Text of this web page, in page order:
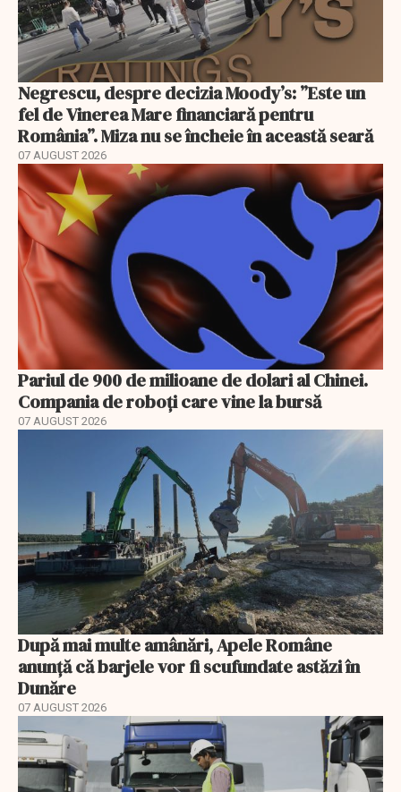
Negrescu, despre decizia Moody’s: ”Este un
fel de Vinerea Mare financiară pentru
România”. Miza nu se încheie în această seară
07 AUGUST 2026
Pariul de 900 de milioane de dolari al Chinei.
Compania de roboți care vine la bursă
07 AUGUST 2026
După mai multe amânări, Apele Române
anunță că barjele vor fi scufundate astăzi în
Dunăre
07 AUGUST 2026